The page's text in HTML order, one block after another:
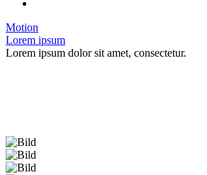
Motion
Lorem ipsum
Lorem ipsum dolor sit amet, consectetur.